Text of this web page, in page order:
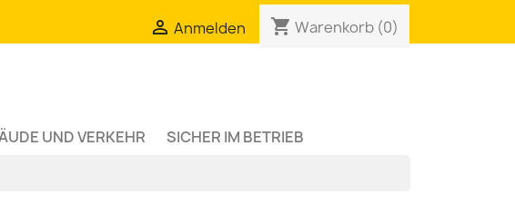
 Anmelden shopping_cart Warenkorb (0)
UND VERKEHR SICHER IM BETRIEB